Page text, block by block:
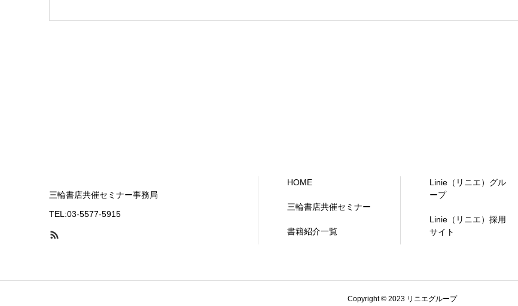
三輪書店共催セミナー事務局
TEL:03-5577-5915
HOME
三輪書店共催セミナー
書籍紹介一覧
Linie（リニエ）グル
ープ
Linie（リニエ）採用
サイト
Copyright © 2023 リニエグループ